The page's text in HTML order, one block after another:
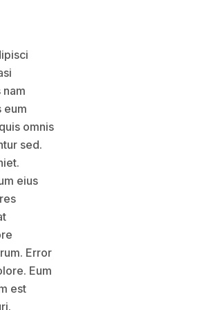
eum
omnis
sed.
eius
Error
Eum
est